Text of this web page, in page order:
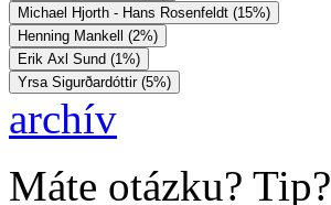
Michael Hjorth - Hans Rosenfeldt (15%)
Henning Mankell (2%)
Erik Axl Sund (1%)
Yrsa Sigurðardóttir (5%)
archív
Máte otázku? Tip?